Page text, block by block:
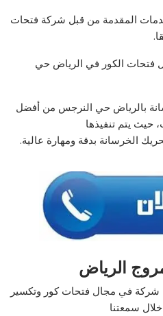
المقدمة من قبل شركة فتحات
فتحات الكور في الرياض حي
بالرياض حي النرجس من أفضل
حيث يتم تنفيذها
الخرسانة بدقة ومهارة عالية.
الرياض
شركة في مجال فتحات كور وتكسير
سمعتنا